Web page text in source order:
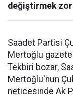
değiştirmek
Saadet Partisi
Mertoğlu
Tekbiri bozar,
Mertoğlu'nun
neticesinde Ak